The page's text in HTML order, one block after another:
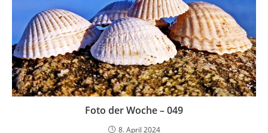
Foto der Woche – 049
8. April 2024